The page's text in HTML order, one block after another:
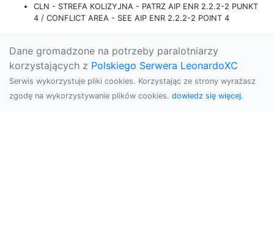
CLN - STREFA KOLIZYJNA - PATRZ AIP ENR 2.2.2-2 PUNKT
4 / CONFLICT AREA - SEE AIP ENR 2.2.2-2 POINT 4
Dane gromadzone na potrzeby paralotniarzy
korzystających z Polskiego Serwera LeonardoXC
Serwis wykorzystuje pliki cookies. Korzystając ze strony wyrażasz
zgodę na wykorzystywanie plików cookies. dowiedz się więcej.